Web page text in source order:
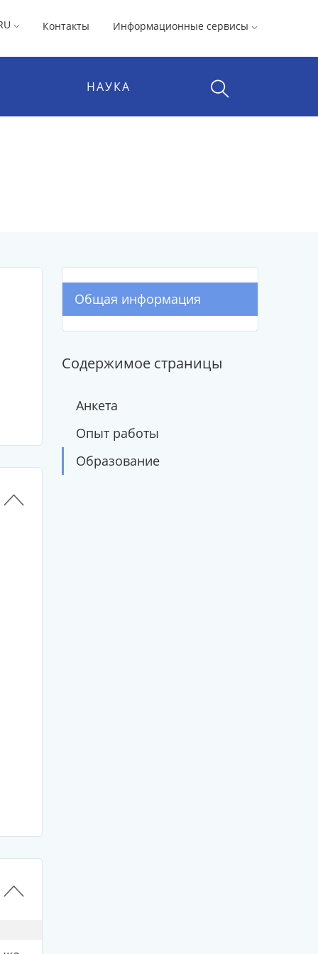
Контакты Информационные сервисы
НАУКА
Общая информация
Содержимое страницы
Анкета
Опыт работы
Образование